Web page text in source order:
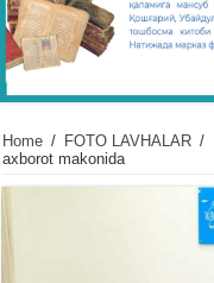
Home / FOTO LAVHALAR /
axborot makonida